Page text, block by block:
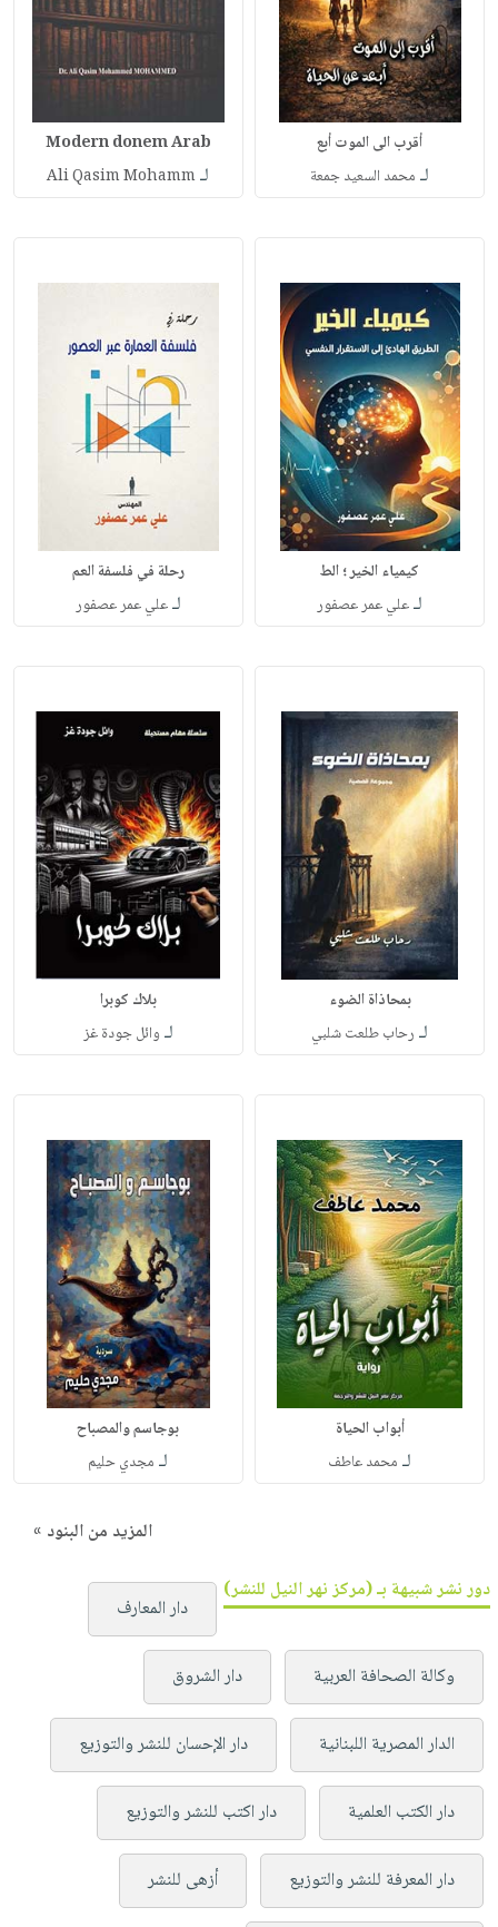
أقرب الى الموت أبع
لـ محمد السعيد جمعة
Modern donem Arab
لـAli Qasim Mohamm
كيمياء الخير ؛ الط
لـعلي عمر عصفور
رحلة في فلسفة العم
لـعلي عمر عصفور
بمحاذاة الضوء
لـ رحاب طلعت شلبي
بلاك كوبرا
لـ وائل جودة غز
أبواب الحياة
لـ محمد عاطف
بوجاسم والمصباح
لـ مجدي حليم
المزيد من البنود »
دور نشر شبيهة بـ (مركز نهر النيل للنشر)
دار المعارف
وكالة الصحافة العربية دار الشروق
الدار المصرية اللبنانية دار الإحسان للنشر والتوزيع
دار الكتب العلمية دار اكتب للنشر والتوزيع
دار المعرفة للنشر والتوزيع أزهى للنشر